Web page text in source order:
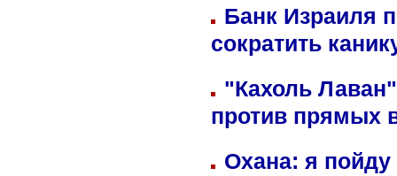
Банк Израиля
сократить
"Кахоль
против прямых
Охана: я пойду